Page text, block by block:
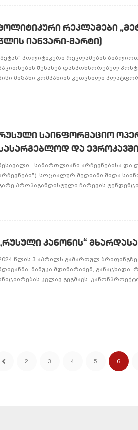
რეკლამები
იანვარი-მარტი)
პოლიტიკური რეკლამების
შესახებ დასპონსორებულ
მიზანი კომპანიის კუთვნილი
საინფორმაციო
და
„სამართლიანი არჩევნებისა
სოციალურ მედიაში შიდა
პროპაგანდისტული ჩარევის
კანონის“
წლის 3 აპრილს გამართულ
მამუკა მდინარაძემ,
კვლავ გეგმავს.
2 3 4 5 6